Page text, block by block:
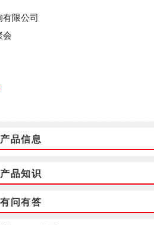
限公司
会
产品信息
产品知识
有问有答